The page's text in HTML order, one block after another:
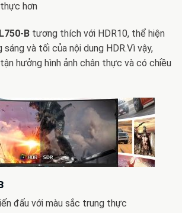
thực hơn
B tương thích với HDR10, thể hiện
và tối của nội dung HDR.Vì vậy,
hưởng hình ảnh chân thực và có chiều
đấu với màu sắc trung thực